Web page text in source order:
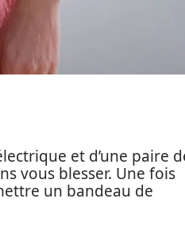
et d’une paire
vous blesser. Une fois
un bandeau de